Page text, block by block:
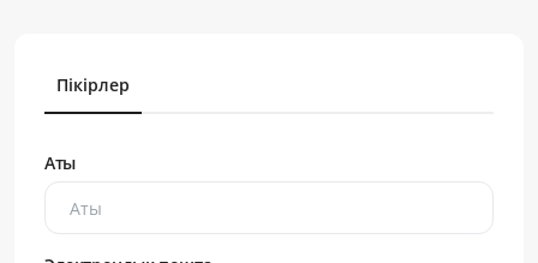
Пікірлер
Аты